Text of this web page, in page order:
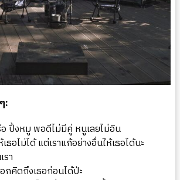
:
ปิ้งหมู พอดีไม่มีคู่ หนูเลยไม่อิน
ธอไม่ได้ แต่เราแก้อย่างอื่นให้เธอได้นะ
รา
คิดถึงเธอก่อนได้ป่ะ